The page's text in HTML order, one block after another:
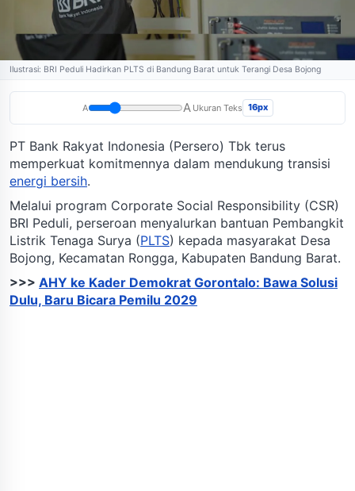
Ilustrasi: BRI Peduli Hadirkan PLTS di Bandung Barat untuk Terangi Desa Bojong
A A Ukuran Teks 16px
PT Bank Rakyat Indonesia (Persero) Tbk terus
memperkuat komitmennya dalam mendukung transisi
energi bersih.
Melalui program Corporate Social Responsibility (CSR)
BRI Peduli, perseroan menyalurkan bantuan Pembangkit
Listrik Tenaga Surya (PLTS) kepada masyarakat Desa
Bojong, Kecamatan Rongga, Kabupaten Bandung Barat.
>>> AHY ke Kader Demokrat Gorontalo: Bawa Solusi
Dulu, Baru Bicara Pemilu 2029